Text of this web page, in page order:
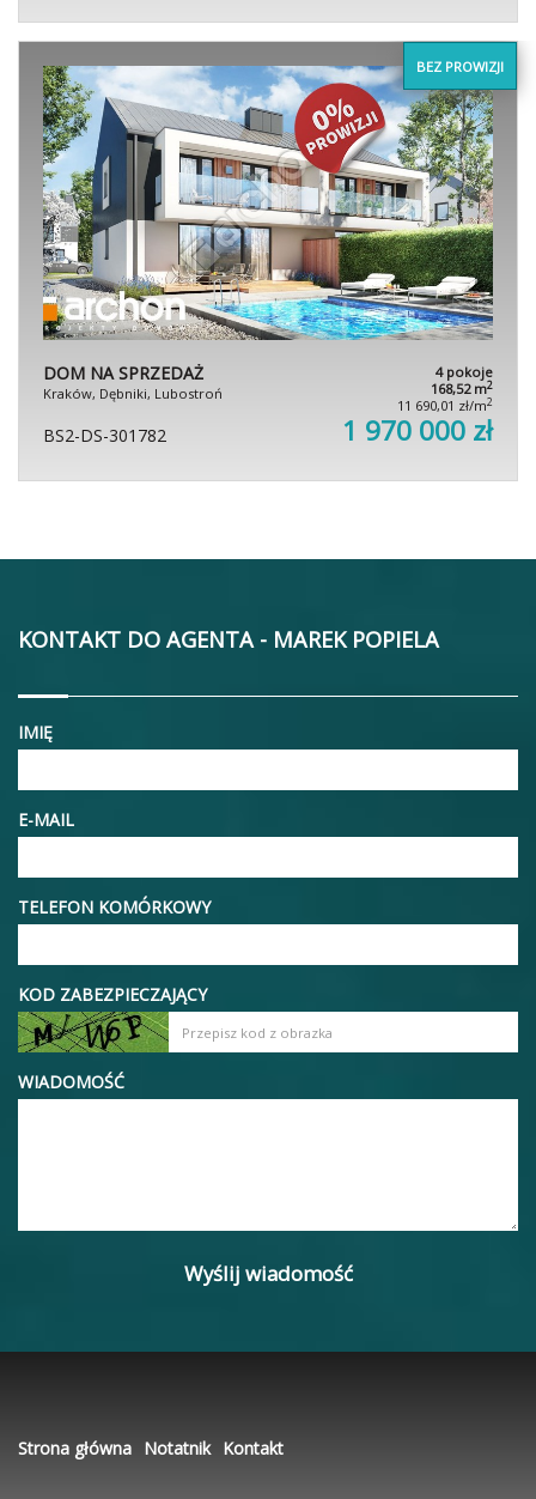
BEZ PROWIZJI
DOM NA SPRZEDAŻ
Kraków, Dębniki, Lubostroń
4 pokoje
168,52 m2
11 690,01 zł/m2
BS2-DS-301782 1 970 000 zł
KONTAKT DO AGENTA - MAREK POPIELA
IMIĘ
E-MAIL
TELEFON KOMÓRKOWY
KOD ZABEZPIECZAJĄCY
WIADOMOŚĆ
Strona główna Notatnik Kontakt